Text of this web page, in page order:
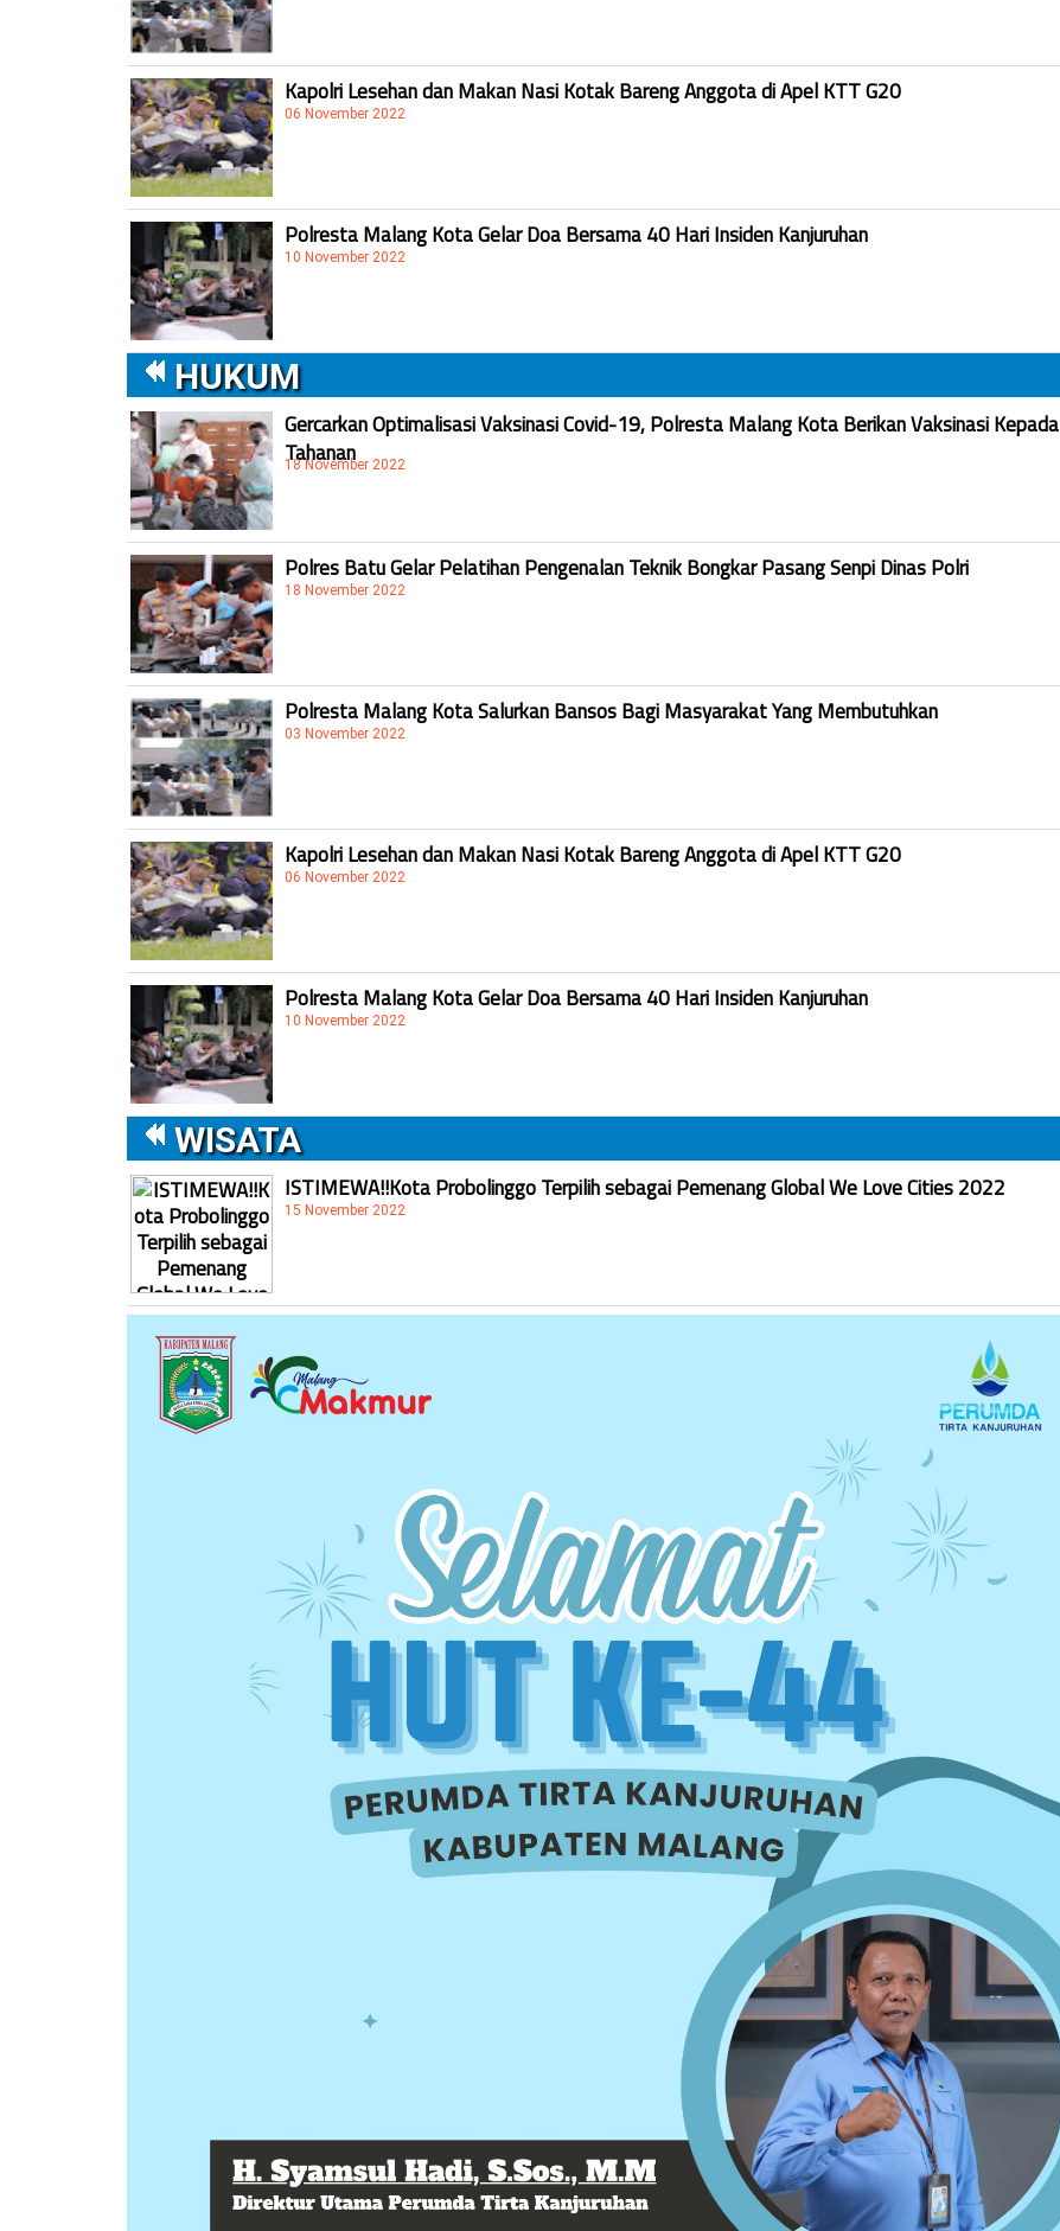
Kapolri Lesehan dan Makan Nasi Kotak Bareng Anggota di Apel KTT G20
06 November 2022
Polresta Malang Kota Gelar Doa Bersama 40 Hari Insiden Kanjuruhan
10 November 2022
HUKUM
Gercarkan Optimalisasi Vaksinasi Covid-19, Polresta Malang Kota Berikan Vaksinasi Kepada
Tahanan
18 November 2022
Polres Batu Gelar Pelatihan Pengenalan Teknik Bongkar Pasang Senpi Dinas Polri
18 November 2022
Polresta Malang Kota Salurkan Bansos Bagi Masyarakat Yang Membutuhkan
03 November 2022
Kapolri Lesehan dan Makan Nasi Kotak Bareng Anggota di Apel KTT G20
06 November 2022
Polresta Malang Kota Gelar Doa Bersama 40 Hari Insiden Kanjuruhan
10 November 2022
WISATA
ISTIMEWA!!Kota Probolinggo Terpilih sebagai Pemenang Global We Love Cities 2022
15 November 2022